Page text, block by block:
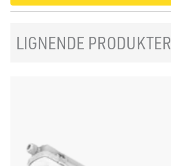
LIGNENDE PRODUKTER